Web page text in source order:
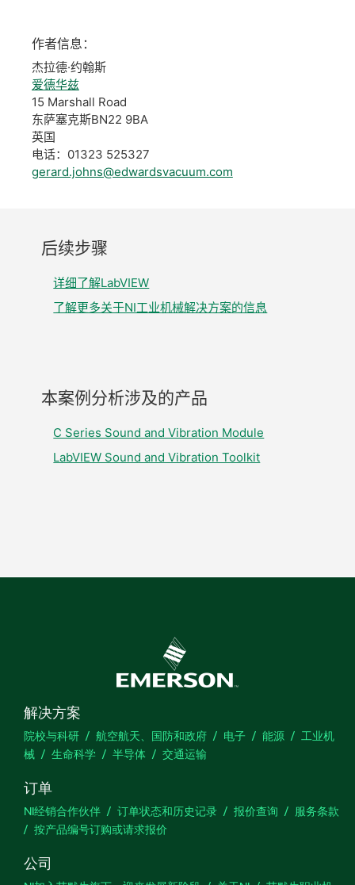
作者信息：
杰拉德·约翰斯
爱德华兹
15 Marshall Road
东萨塞克斯BN22 9BA
英国
电话：01323 525327
gerard.johns@edwardsvacuum.com
后续步骤
详细了解LabVIEW
了解更多关于NI工业机械解决方案的信息
本案例 分析涉及的产品
C Series Sound and Vibration Module
LabVIEW Sound and Vibration Toolkit
解决方案
院校与科研 航空航天、国防和政府 电子 能源
工业机
械
生命科学 半导体 交通运输
订单
NI经销合作伙伴 订单状态和历史记录 报价查询
服务条款
按产品编号订购或请求报价
公司